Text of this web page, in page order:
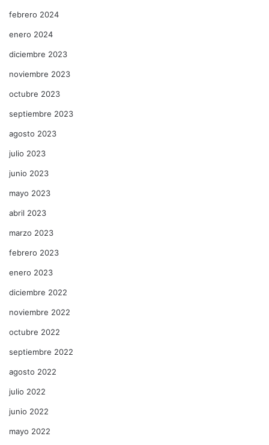
febrero 2024
enero 2024
diciembre 2023
noviembre 2023
octubre 2023
septiembre 2023
agosto 2023
julio 2023
junio 2023
mayo 2023
abril 2023
marzo 2023
febrero 2023
enero 2023
diciembre 2022
noviembre 2022
octubre 2022
septiembre 2022
agosto 2022
julio 2022
junio 2022
mayo 2022